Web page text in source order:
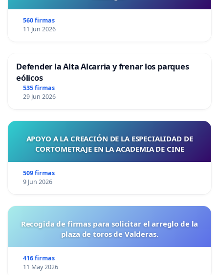
560 firmas
11 Jun 2026
Defender la Alta Alcarria y frenar los parques
eólicos
535 firmas
29 Jun 2026
APOYO A LA CREACIÓN DE LA ESPECIALIDAD DE
CORTOMETRAJE EN LA ACADEMIA DE CINE
509 firmas
9 Jun 2026
Recogida de firmas para solicitar el arreglo de la
plaza de toros de Valderas.
416 firmas
11 May 2026